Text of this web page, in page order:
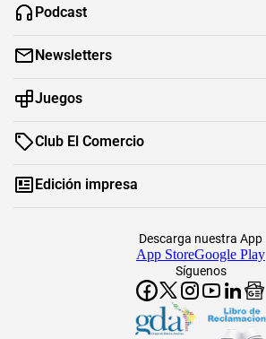
Podcast
Newsletters
Juegos
Club El Comercio
Edición impresa
Síguenos
Descarga nuestra App
App StoreGoogle Play